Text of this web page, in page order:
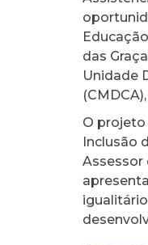
das
Unidade
O
Inclusão
Assessor